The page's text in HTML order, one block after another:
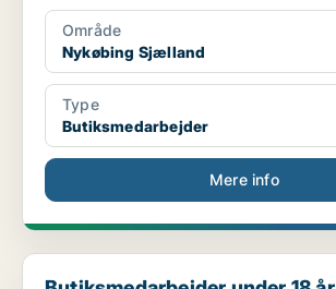
Område
Nykøbing Sjælland
Type
Butiksmedarbejder
Mere info
Butiksmedarbejder under 18 år